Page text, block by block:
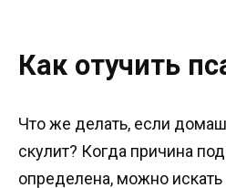
Как отучить
Что же делать, если
скулит? Когда причина
определена, можно